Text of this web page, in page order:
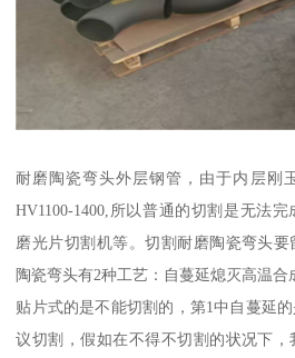
耐磨陶瓷弯头外层钢管，由于内层刚
HV1100-1400,所以普通的切割是无法完
磨光片切割机等。切割耐磨陶瓷弯头
陶瓷弯头有2种工艺：自蔓延熄灭高温合
贴片式的是不能切割的，第1中自蔓延
议切割，假如在不得不切割的状况下